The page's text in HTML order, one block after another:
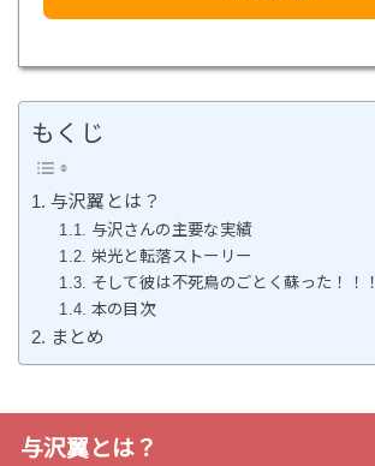
もくじ
与沢翼とは？
与沢さんの主要な実績
栄光と転落ストーリー
そして彼は不死鳥のごとく蘇った！！！
本の目次
まとめ
与沢翼とは？